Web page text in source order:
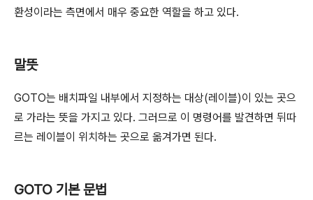
환성이라는 측면에서 매우 중요한 역할을 하고 있다.
말뜻
GOTO는 배치파일 내부에서 지정하는 대상(레이블)이 있는 곳으
로 가라는 뜻을 가지고 있다. 그러므로 이 명령어를 발견하면 뒤따
르는 레이블이 위치하는 곳으로 옮겨가면 된다.
GOTO 기본 문법